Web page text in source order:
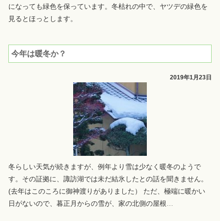
になっても緑色を保っています。冬枯れの中で、ヤツデの緑色を
見るとほっとします。
今年は暖冬か？
2019年1月23日
冬らしい天気が続きますが、例年より雪は少なく暖冬のようで
す。その証拠に、諏訪湖では未だ結氷したとの話を聞きません。
(去年はこのころに御神渡りがありました） ただ、極端に暖かい
日がないので、暮正月からの雪が、家の北側の屋根…